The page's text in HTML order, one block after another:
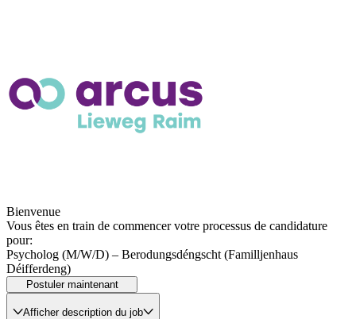
Bienvenue
Vous êtes en train de commencer votre processus de candidature
pour:
Psycholog (M/W/D) – Berodungsdéngscht (Familljenhaus
Déifferdeng)
Postuler maintenant
Afficher description du job